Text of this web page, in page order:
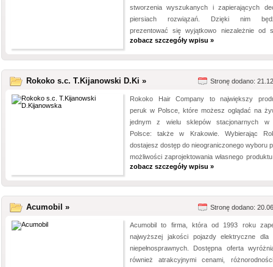
stworzenia wyszukanych i zapierających
piersiach rozwiązań. Dzięki nim
prezentować się wyjątkowo niezależnie od
zobacz szczegóły wpisu »
Rokoko s.c. T.Kijanowski D.Ki » Stronę dodano:
Rokoko Hair Company to największy
peruk w Polsce, które możesz oglądać na
jednym z wielu sklepów stacjonarnych w
Polsce: także w Krakowie. Wybierając
dostajesz dostęp do nieograniczonego wyboru
możliwości zaprojektowania własnego
zobacz szczegóły wpisu »
Acumobil » Stronę dodano:
Acumobil to firma, która od 1993 roku
najwyższej jakości pojazdy elektryczne dla
niepełnosprawnych. Dostępna oferta
również atrakcyjnymi cenami,